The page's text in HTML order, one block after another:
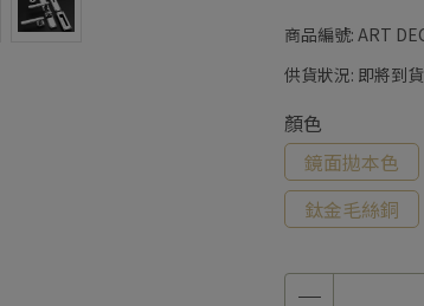
商品編號: ART
供貨狀況: 即將到貨
顏色
鏡面拋本色
鈦金毛絲銅